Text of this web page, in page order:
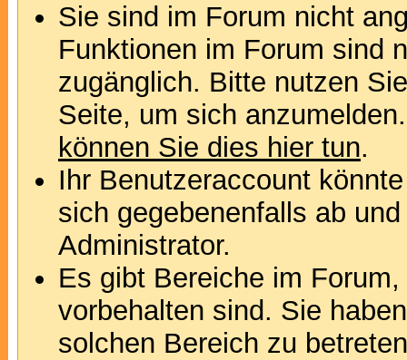
Sie sind im Forum nicht
Funktionen im Forum sind
zugänglich. Bitte nutzen
Seite, um sich
können Sie dies hier tun.
Ihr Benutzeraccount
sich gegebenenfalls ab
Administrator.
Es gibt Bereiche im
vorbehalten sind. Sie
solchen Bereich zu